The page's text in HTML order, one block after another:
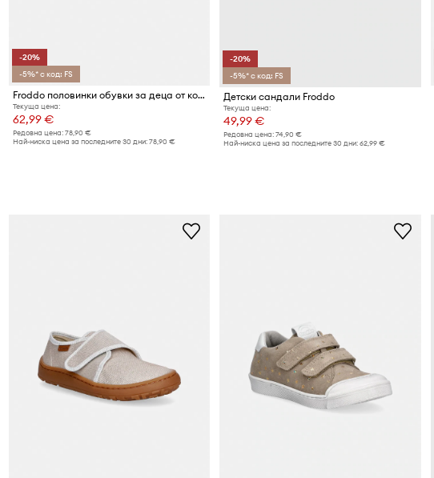
-20%
-5%* с код: FS
Froddo половинки обувки за деца от кожа BAREFOOT BAZE
Текуща цена:
62,99 €
Редовна цена: 78,90 €
Най-ниска цена за последните 30 дни: 78,90 €
-20%
-5%* с код: FS
Детски сандали Froddo
Текуща цена:
49,99 €
Редовна цена: 74,90 €
Най-ниска цена за последните 30 дни: 62,99 €